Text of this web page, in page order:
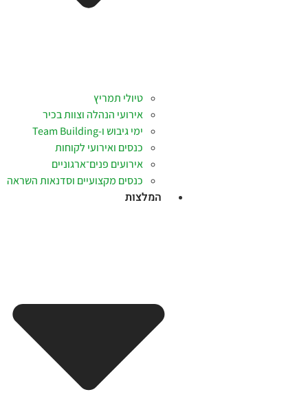
טיולי תמריץ
אירועי הנהלה וצוות בכיר
ימי גיבוש ו-Team Building
כנסים ואירועי לקוחות
אירועים פנים־ארגוניים
כנסים מקצועיים וסדנאות השראה
המלצות